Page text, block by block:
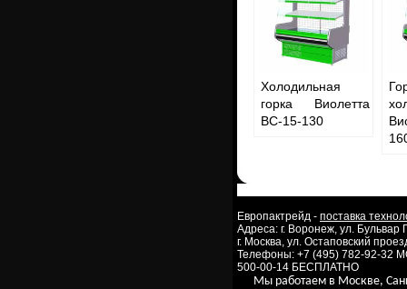
Холодильная
горка Виолетта
ВС-15-130
Европактрейд - поставка
Адреса: г. Воронеж, ул.
г. Москва, ул. Остаповский
Телефоны: +7 (495) 782-92-32
500-00-14 БЕСПЛАТНО
Мы работаем в Москве,